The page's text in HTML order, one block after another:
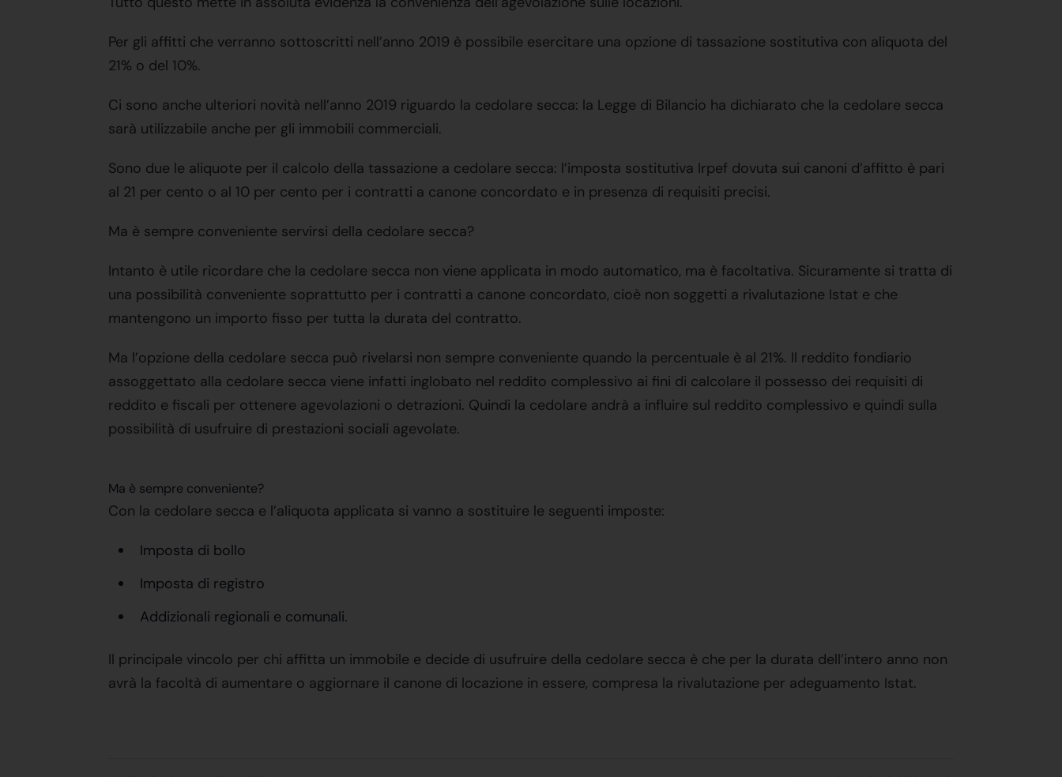
Per gli affitti che verranno sottoscritti nell’anno 2019 è possibile esercitare una opzione di tassazione sostitutiva con aliquota del
21% o del 10%.
Ci sono anche ulteriori novità nell’anno 2019 riguardo la cedolare secca: la Legge di Bilancio ha dichiarato che la cedolare secca
sarà utilizzabile anche per gli immobili commerciali.
Sono due le aliquote per il calcolo della tassazione a cedolare secca: l’imposta sostitutiva Irpef dovuta sui canoni d’affitto è pari
al 21 per cento o al 10 per cento per i contratti a canone concordato e in presenza di requisiti precisi.
Ma è sempre conveniente servirsi della cedolare secca?
Intanto è utile ricordare che la cedolare secca non viene applicata in modo automatico, ma è facoltativa. Sicuramente si tratta di
una possibilità conveniente soprattutto per i contratti a canone concordato, cioè non soggetti a rivalutazione Istat e che
mantengono un importo fisso per tutta la durata del contratto.
Ma l’opzione della cedolare secca può rivelarsi non sempre conveniente quando la percentuale è al 21%. Il reddito fondiario
assoggettato alla cedolare secca viene infatti inglobato nel reddito complessivo ai fini di calcolare il possesso dei requisiti di
reddito e fiscali per ottenere agevolazioni o detrazioni. Quindi la cedolare andrà a influire sul reddito complessivo e quindi sulla
possibilità di usufruire di prestazioni sociali agevolate.
Ma è sempre conveniente?
Con la cedolare secca e l’aliquota applicata si vanno a sostituire le seguenti imposte:
Imposta di bollo
Imposta di registro
Addizionali regionali e comunali.
Il principale vincolo per chi affitta un immobile e decide di usufruire della cedolare secca è che per la durata dell’intero anno non
avrà la facoltà di aumentare o aggiornare il canone di locazione in essere, compresa la rivalutazione per adeguamento Istat.